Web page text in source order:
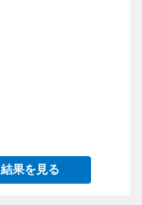
結果を見る